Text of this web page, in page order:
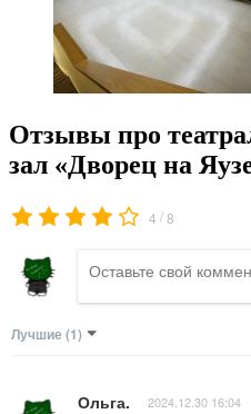
Отзывы про
зал «Дворец на
4 /8
Лучшие (1)
Ольга. 2024.12.30 16:04